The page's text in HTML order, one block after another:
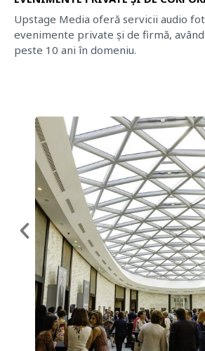
Upstage Media oferă servicii audio
evenimente private și de firmă,
peste 10 ani în domeniu.